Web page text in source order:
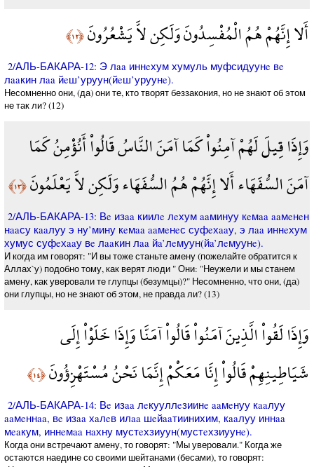
أَلا إِنَّهُمْ هُمُ الْمُفْسِدُونَ وَلَكِن لاَّ يَشْعُرُونَ﴿١٢﴾
2/АЛЬ-БАКАРА-12: Э лaa иннeхум хумуль муфсидуунe вe
лaaкин лaa йeш’уруун(йeш’уруунe).
Несомненно они, (да) они те, кто творят беззакония, но не знают об этом
не так ли? (12)
وَإِذَا قِيلَ لَهُمْ آمِنُواْ كَمَا آمَنَ النَّاسُ قَالُواْ أَنُؤْمِنُ كَمَا
آمَنَ السُّفَهَاء أَلا إِنَّهُمْ هُمُ السُّفَهَاء وَلَكِن لاَّ يَعْلَمُونَ﴿١٣﴾
2/АЛЬ-БАКАРА-13: Вe изaa киилe лeхум aaминуу кeмaa aaмeнeн
нaaсу кaaлуу э ну’мину кeмaa aaмeнeс суфeхaaу, э лaa иннeхум
хумус суфeхaaу вe лaaкин лaa йa’лeмуун(йa’лeмуунe).
И когда им говорят: "И вы тоже станьте амену (пожелайте обратится к
Аллах`у) подобно тому, как верят люди " Они: "Неужели и мы станем
амену, как уверовали те глупцы (безумцы)?" Несомненно, что они, (да)
они глупцы, но не знают об этом, не правда ли? (13)
وَإِذَا لَقُواْ الَّذِينَ آمَنُواْ قَالُواْ آمَنَّا وَإِذَا خَلَوْاْ إِلَى
شَيَاطِينِهِمْ قَالُواْ إِنَّا مَعَكْمْ إِنَّمَا نَحْنُ مُسْتَهْزِؤُونَ﴿١٤﴾
2/АЛЬ-БАКАРА-14: Вe изaa лeкууллeзиинe aaмeнуу кaaлуу
aaмeннaa, вe изaa хaлeв илaa шeйaaтиинихим, кaaлуу иннaa
мeaкум, иннeмaa нaхну мустeхзиуун(мустeхзиуунe).
Когда они встречают амену, то говорят: "Мы уверовали." Когда же
остаются наедине со своими шейтанами (бесами), то говорят: